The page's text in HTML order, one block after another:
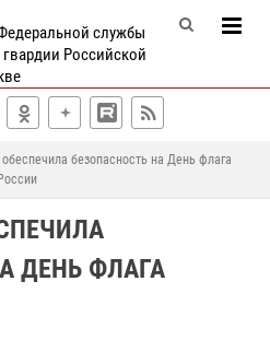
службы
Российской
обеспечила безопасность на День флага
России
ДЕНЬ ФЛАГА